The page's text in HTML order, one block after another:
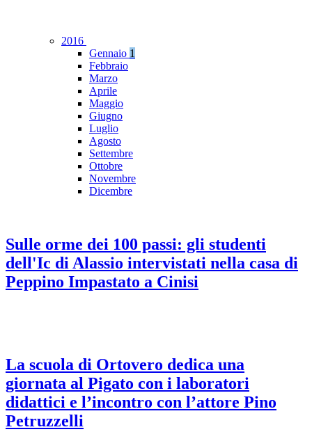
2016
Gennaio 1
Febbraio
Marzo
Aprile
Maggio
Giugno
Luglio
Agosto
Settembre
Ottobre
Novembre
Dicembre
Sulle orme dei 100 passi: gli studenti
dell'Ic di Alassio intervistati nella casa di
Peppino Impastato a Cinisi
La scuola di Ortovero dedica una
giornata al Pigato con i laboratori
didattici e l’incontro con l’attore Pino
Petruzzelli